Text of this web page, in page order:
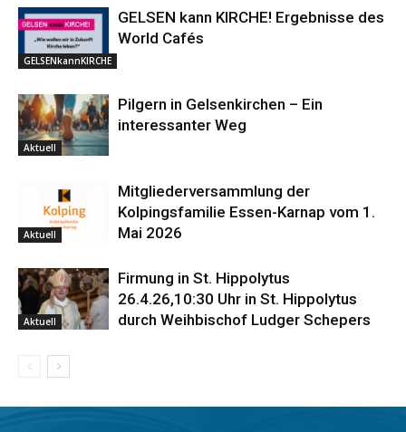
GELSENkannKIRCHE
GELSEN kann KIRCHE! Ergebnisse des
World Cafés
Aktuell
Pilgern in Gelsenkirchen – Ein
interessanter Weg
Aktuell
Mitgliederversammlung der
Kolpingsfamilie Essen-Karnap vom 1.
Mai 2026
Aktuell
Firmung in St. Hippolytus
26.4.26,10:30 Uhr in St. Hippolytus
durch Weihbischof Ludger Schepers